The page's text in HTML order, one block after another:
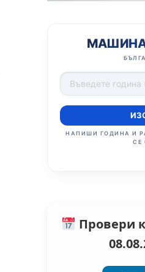
МАШИНА
НАПИШИ ГОДИНА И
СЕ
Провери